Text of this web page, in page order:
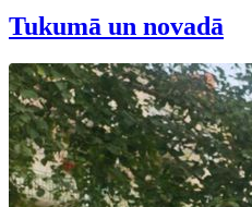
Tukumā un novadā